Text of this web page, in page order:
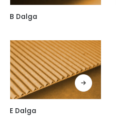
B Dalga
E Dalga